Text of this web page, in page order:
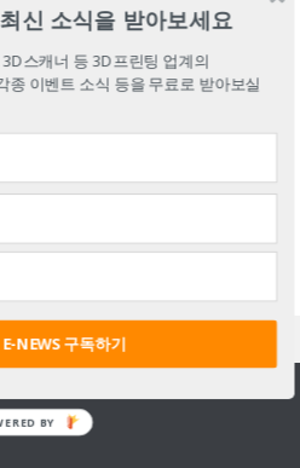
49탄_ 메이커봇
멘트를 사용하고 30_
2 3 4
신 소식을 받아보세요
스캐너 등 3D프린팅 업계의
종 이벤트 소식 등을 무료로 받아보실
NEWS 구독하기
BY